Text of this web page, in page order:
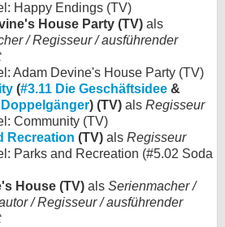
Happy Endings (TV)
House Party (TV) als
/ Regisseur / ausführender
Adam Devine's House Party (TV)
(#3.11 Die Geschäftsidee &
Doppelgänger) (TV) als Regisseur
Community (TV)
Recreation (TV) als Regisseur
Parks and Recreation (#5.02 Soda
House (TV) als Serienmacher /
/ Regisseur / ausführender